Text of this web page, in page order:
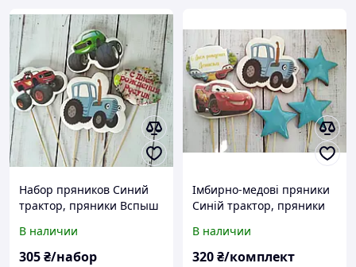
Набор пряников Синий
трактор, пряники Вспыш
В наличии
305₴/набор
Імбирно-медові пряники
Синій трактор, пряники
В наличии
320₴/комплект